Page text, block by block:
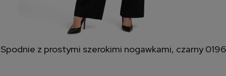
Spodnie z prostymi szerokimi nogawkami, czarny 0196